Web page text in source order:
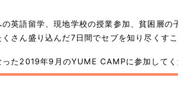
英語留学、現地学校の授業参加、貧困層
さん盛り込んだ7日間でセブを知り尽くすこ
た2019年9月のYUME CAMPに参加してく